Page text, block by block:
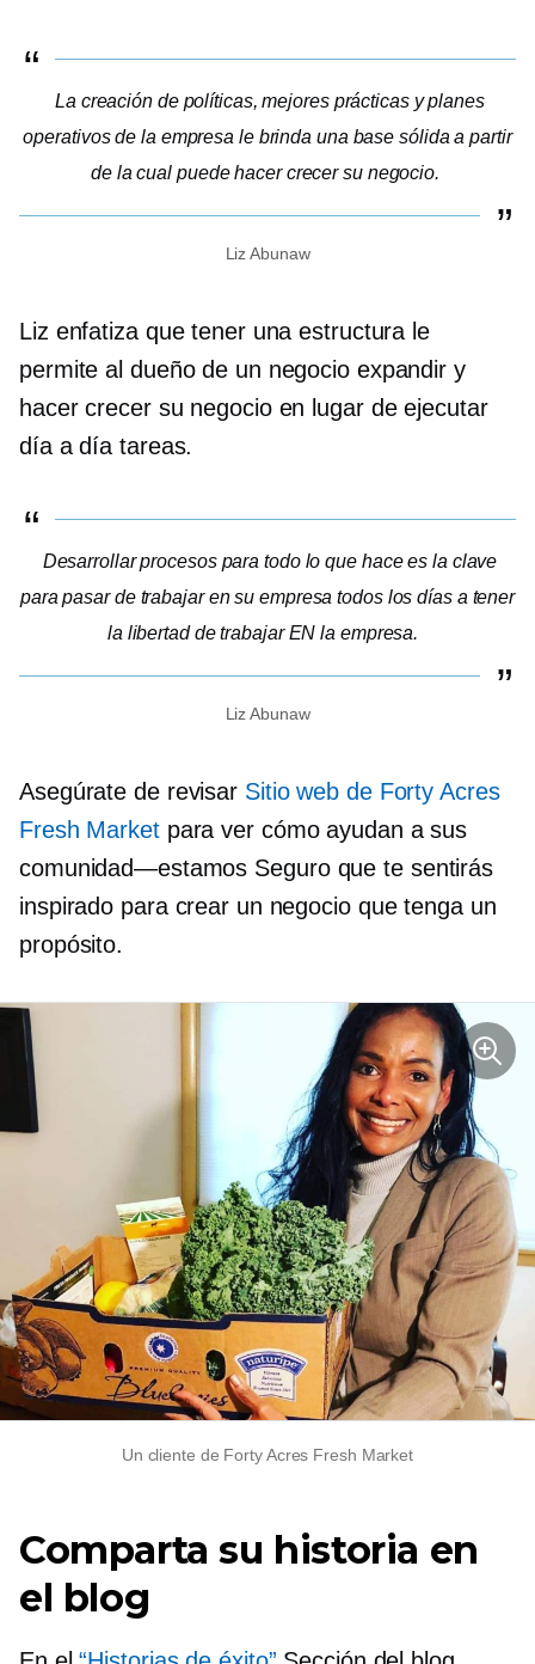
La creación de políticas, mejores prácticas y planes
operativos de la empresa le brinda una base sólida a partir
de la cual puede hacer crecer su negocio.
Liz Abunaw
Liz enfatiza que tener una estructura le
permite al dueño de un negocio expandir y
hacer crecer su negocio en lugar de ejecutar
día a día tareas.
Desarrollar procesos para todo lo que hace es la clave
para pasar de trabajar en su empresa todos los días a tener
la libertad de trabajar EN la empresa.
Liz Abunaw
Asegúrate de revisar Sitio web de Forty Acres
Fresh Marketpara ver cómo ayudan a sus
comunidad—estamos Seguro que te sentirás
inspirado para crear un negocio que tenga un
propósito.
Un cliente de Forty Acres Fresh Market
Comparta su historia en
el blog